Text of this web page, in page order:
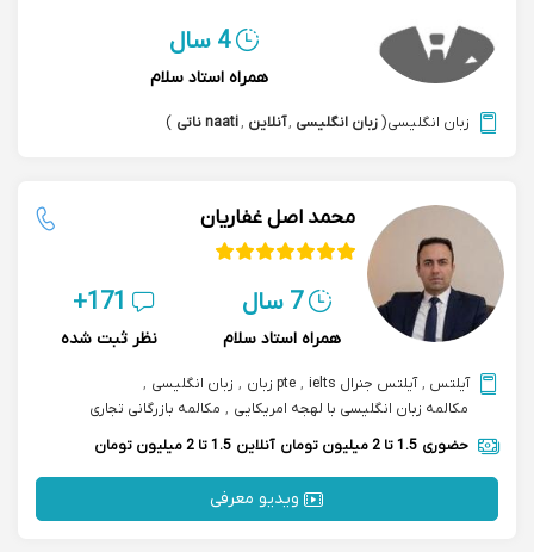
4 سال
همراه استاد سلام
زبان انگلیسی(زبان انگلیسی ,آنلاین ,naati ناتی )
محمد اصل غفاریان
7 سال
همراه استاد سلام
171+
نظر ثبت شده
آیلتس , آیلتس جنرال ielts , pte زبان , زبان انگلیسی ,
مکالمه زبان انگلیسی با لهجه امریکایی , مکالمه بازرگانی تجاری
حضوری 1.5 تا 2 میلیون تومان آنلاین 1.5 تا 2 میلیون تومان
ویدیو معرفی